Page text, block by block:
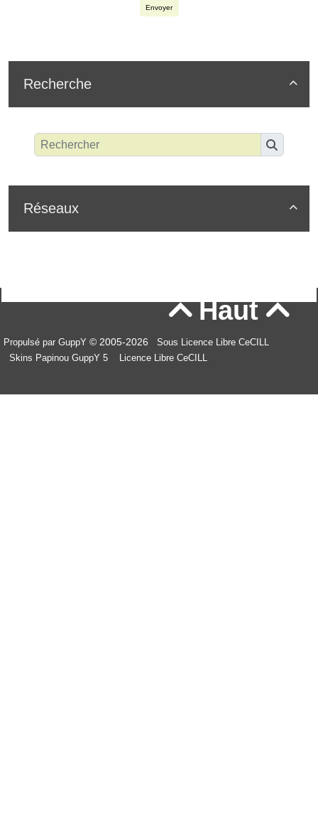
Envoyer

Recherche

Réseaux
Haut
Propulsé par GuppY © 2005-2026
Sous Licence Libre CeCILL
Skins Papinou GuppY 5
Licence Libre CeCILL